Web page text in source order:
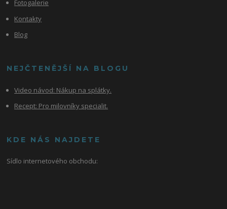
Fotogalerie
Kontakty
Blog
NEJČTENĚJŠÍ NA BLOGU
Video návod: Nákup na splátky.
Recept: Pro milovníky specialit.
KDE NÁS NAJDETE
Sídlo internetového obchodu: